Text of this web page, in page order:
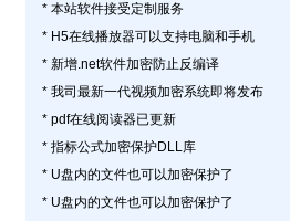
* 本站软件接受定制服务
* H5在线播放器可以支持电脑和手机
* 新增.net软件加密防止反编译
* 我司最新一代视频加密系统即将发布
* pdf在线阅读器已更新
* 指标公式加密保护DLL库
* U盘内的文件也可以加密保护了
* U盘内的文件也可以加密保护了